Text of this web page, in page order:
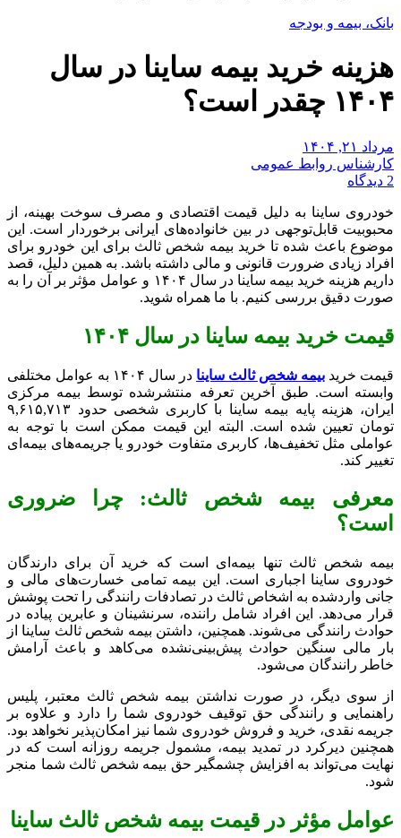
بانک، بیمه و بودجه
هزینه خرید بیمه ساینا در سال
۱۴۰۴ چقدر است؟
مرداد ۲۱, ۱۴۰۴
کارشناس روابط عمومی
2 دیدگاه
خودروی ساینا به دلیل قیمت اقتصادی و مصرف سوخت بهینه، از
محبوبیت قابل‌توجهی در بین خانواده‌های ایرانی برخوردار است. این
موضوع باعث شده تا خرید بیمه شخص ثالث برای این خودرو برای
افراد زیادی ضرورت قانونی و مالی داشته باشد. به همین دلیل، قصد
داریم هزینه خرید بیمه ساینا در سال ۱۴۰۴ و عوامل مؤثر بر آن را به
صورت دقیق بررسی کنیم. با ما همراه شوید.
قیمت خرید بیمه ساینا در سال ۱۴۰۴
قیمت خرید بیمه شخص ثالث ساینا
در سال ۱۴۰۴ به عوامل مختلفی
وابسته است. طبق آخرین تعرفه منتشرشده توسط بیمه مرکزی
ایران، هزینه پایه بیمه ساینا با کاربری شخصی حدود ۹,۶۱۵,۷۱۳
تومان تعیین شده است. البته این قیمت ممکن است با توجه به
عواملی مثل تخفیف‌ها، کاربری متفاوت خودرو یا جریمه‌های بیمه‌ای
تغییر کند.
معرفی بیمه شخص ثالث: چرا ضروری
است؟
بیمه شخص ثالث تنها بیمه‌ای است که خرید آن برای دارندگان
خودروی ساینا اجباری است. این بیمه تمامی خسارت‌های مالی و
جانی واردشده به اشخاص ثالث در تصادفات رانندگی را تحت پوشش
قرار می‌دهد. این افراد شامل راننده، سرنشینان و عابرین پیاده در
حوادث رانندگی می‌شوند. همچنین، داشتن بیمه شخص ثالث ساینا از
بار مالی سنگین حوادث پیش‌بینی‌نشده می‌کاهد و باعث آرامش
خاطر رانندگان می‌شود.
از سوی دیگر، در صورت نداشتن بیمه شخص ثالث معتبر، پلیس
راهنمایی و رانندگی حق توقیف خودروی شما را دارد و علاوه بر
جریمه نقدی، خرید و فروش خودروی شما نیز امکان‌پذیر نخواهد بود.
همچنین دیرکرد در تمدید بیمه، مشمول جریمه روزانه است که در
نهایت می‌تواند به افزایش چشمگیر حق بیمه شخص ثالث شما منجر
شود.
عوامل مؤثر در قیمت بیمه شخص ثالث ساینا